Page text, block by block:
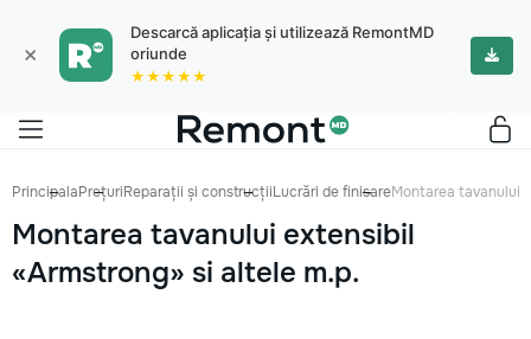
×
Descarcă aplicația și utilizează RemontMD
oriunde
★★★★★
PrincipalaPrețuriReparații și construcțiiLucrări de finisareMontarea tavanului
Montarea tavanului extensibil
«Armstrong» si altele m.p.